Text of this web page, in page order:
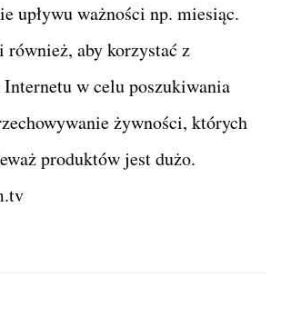
upływu ważności np. miesiąc.
również, aby korzystać z
w celu poszukiwania
żywności, których
produktów jest dużo.